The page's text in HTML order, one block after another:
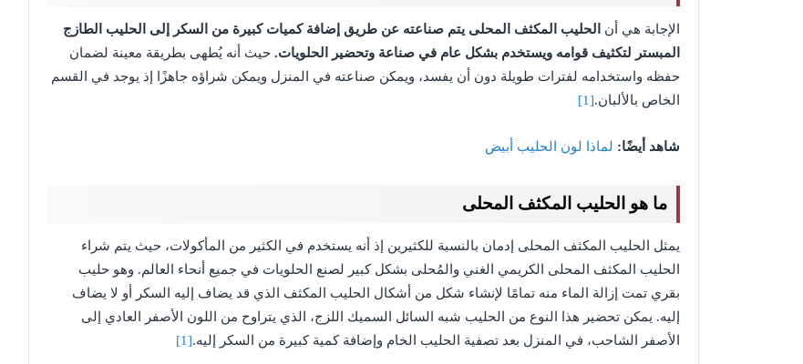
الإجابة هي أن
الحليب المكثف المحلى يتم صناعته عن طريق إضافة كميات كبيرة من السكر إلى الحليب الطازج
المبستر لتكثيف قوامه ويستخدم بشكل عام في صناعة وتحضير الحلويات. حيث أنه يُطهى بطريقة معينة لضمان
حفظه واستخدامه لفترات طويلة دون أن يفسد، ويمكن صناعته في المنزل ويمكن شراؤه جاهزًا إذ يوجد في القسم
الخاص بالألبان.[1]
شاهد أيضًا: لماذا لون الحليب أبيض
ما هو الحليب المكثف المحلى
يمثل الحليب المكثف المحلى إدمان بالنسبة للكثيرين إذ أنه يستخدم في الكثير من المأكولات، حيث يتم شراء
الحليب المكثف المحلى الكريمي الغني والمُحلى بشكل كبير لصنع الحلويات في جميع أنحاء العالم. وهو حليب
بقري تمت إزالة الماء منه تمامًا لإنشاء شكل من أشكال الحليب المكثف الذي قد يضاف إليه السكر أو لا يضاف
إليه. يمكن تحضير هذا النوع من الحليب شبه السائل السميك اللزج، الذي يتراوح من اللون الأصفر العادي إلى
الأصفر الشاحب، في المنزل بعد تصفية الحليب الخام وإضافة كمية كبيرة من السكر إليه.[1]